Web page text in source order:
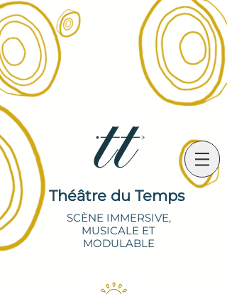
Théâtre du Temps
SCÈNE IMMERSIVE,
MUSICALE ET
MODULABLE